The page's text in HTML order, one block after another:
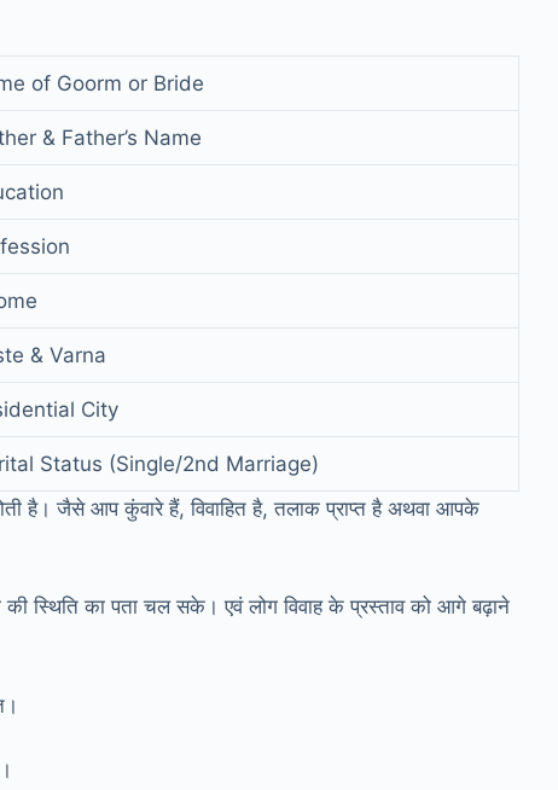
of Goorm or Bride
& Father’s Name
& Varna
City
Status (Single/2nd Marriage)
है। जैसे आप कुंवारे हैं, विवाहित है, तलाक प्राप्त है अथवा आपके
स्थिति का पता चल सके। एवं लोग विवाह के प्रस्ताव को आगे बढ़ाने